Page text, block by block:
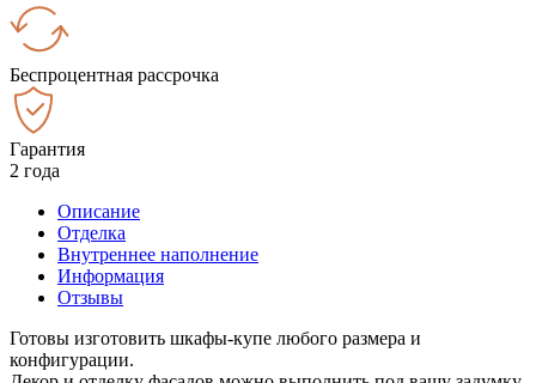
Беспроцентная рассрочка
Гарантия
2 года
Описание
Отделка
Внутреннее наполнение
Информация
Отзывы
Готовы изготовить шкафы-купе любого размера и
конфигурации.